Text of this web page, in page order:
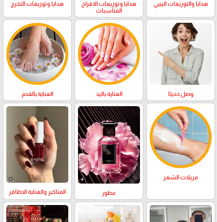
هدايا والتوزيعات البيبي
هدايا وتوزيعات الافراح
المناسبات
هدايا وتوزيعات التخرج
وصل حديثا العناية باليد العناية بالقدم
مزيلات الشعر
عطور المناكير والعناية الاظافر